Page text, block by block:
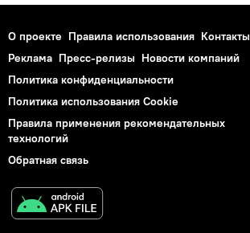
О проекте Правила использования Контакты
Реклама Пресс-релизы Новости компаний
Политика конфиденциальности
Политика использования Cookie
Правила применения рекомендательных
технологий
Обратная связь